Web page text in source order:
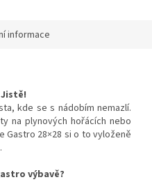
informace
kde se s nádobím nemazlí.
na plynových hořácích nebo
Gastro 28×28 si o to vyloženě
výbavě?